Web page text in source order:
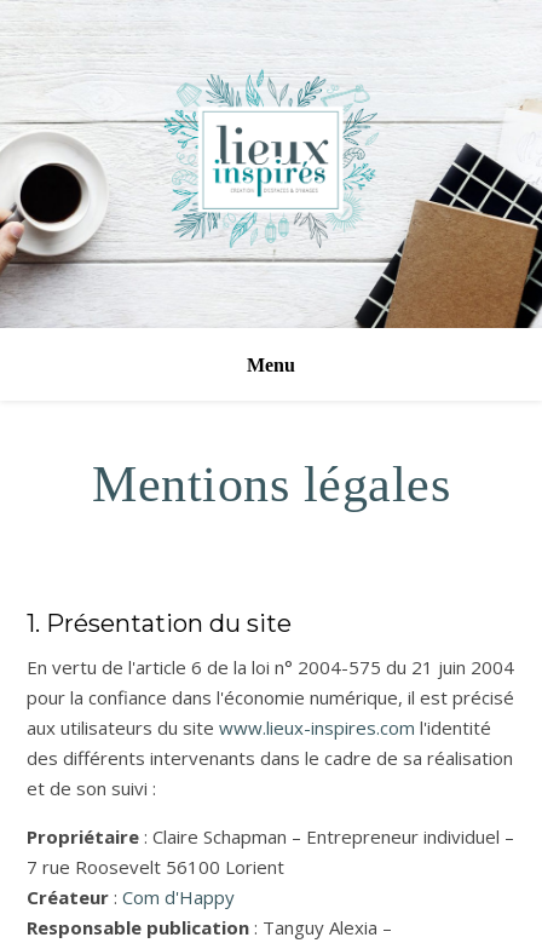
Mentions légales
1. Présentation du site
En vertu de l'article 6 de la loi n° 2004-575 du 21 juin 2004
pour la confiance dans l'économie numérique, il est précisé
aux utilisateurs du sitewww.lieux-inspires.com l'identité
des différents intervenants dans le cadre de sa réalisation
et de son suivi :
Propriétaire : Claire Schapman – Entrepreneur individuel –
7 rue Roosevelt 56100 Lorient
Créateur :Com d'Happy
Responsable publication : Tanguy Alexia –